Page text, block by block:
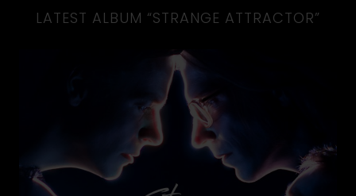
LATEST ALBUM “STRANGE ATTRACTOR”